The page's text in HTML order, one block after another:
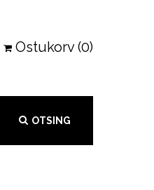
Ostukorv (0)
OTSING